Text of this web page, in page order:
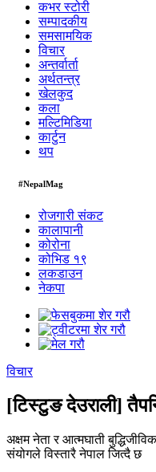
कभर स्टोरी
सम्पादकीय
समसामयिक
विचार
अन्तर्वार्ता
अर्थतन्त्र
खेलकुद
कला
मल्टिमिडिया
कार्टुन
थप
#NepalMag
रोजगारी संकट
कालापानी
कोरोना
कोभिड १९
लकडाउन
नेकपा
विचार
[टिस्टुङ देउराली]
अक्षम नेता र आत्मघाती
संयोगले विस्तारै नेपाल जित्दै छ